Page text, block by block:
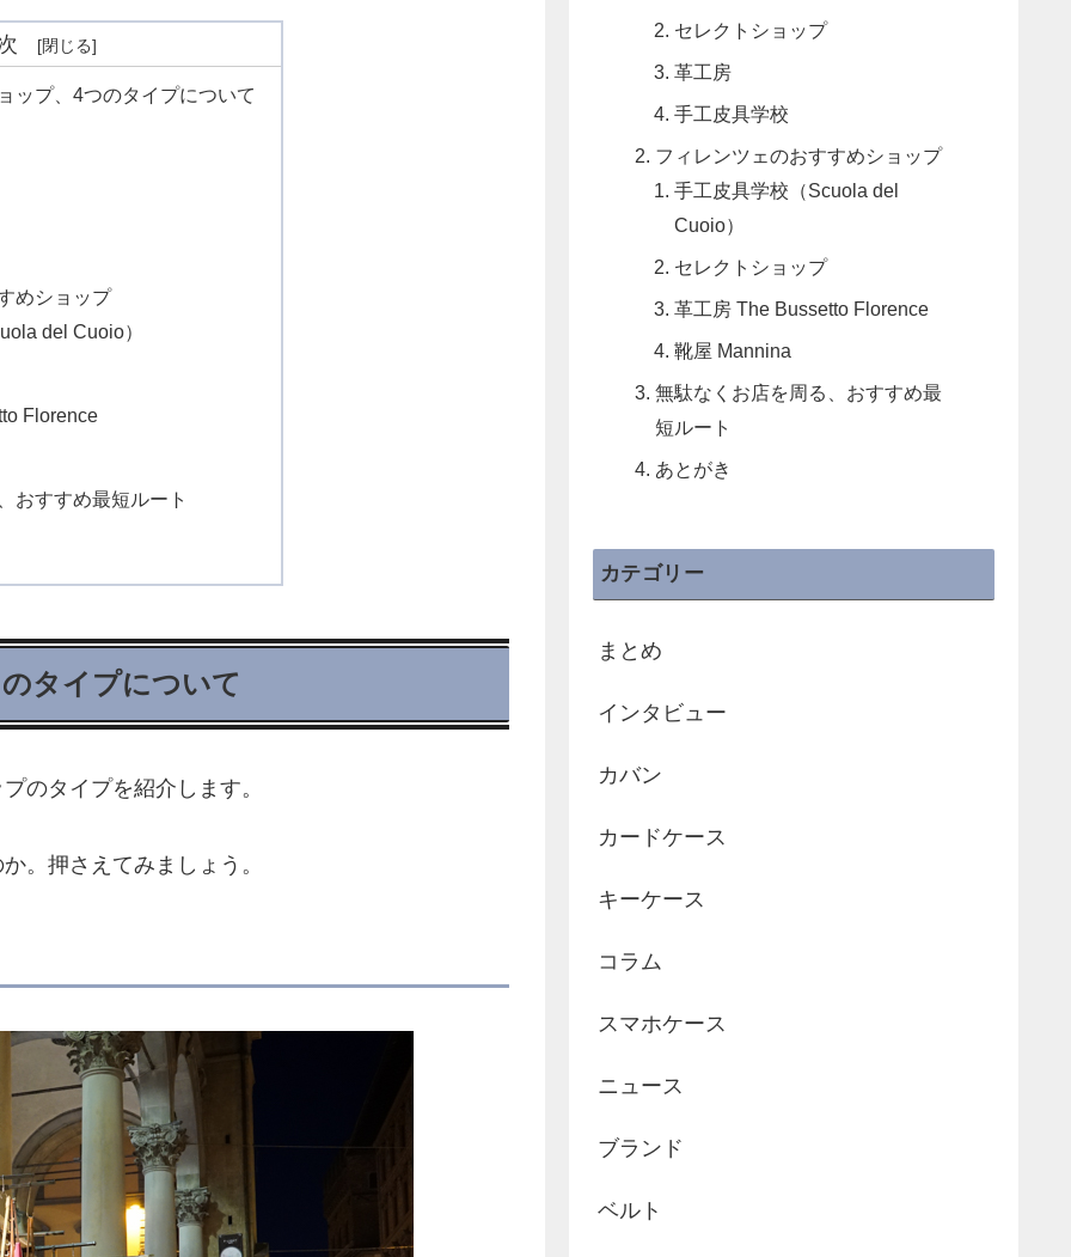
ップ、4つのタイプについて
めショップ
del Cuoio）
Florence
おすすめ最短ルート
タイプについて
のタイプを紹介します。
。押さえてみましょう。
セレクトショップ
革工房
手工皮具学校
フィレンツェのおすすめショップ
手工皮具学校（Scuola del
Cuoio）
セレクトショップ
革工房 The Bussetto Florence
靴屋 Mannina
無駄なくお店を周る、おすすめ最
短ルート
あとがき
カテゴリー
まとめ
インタビュー
カバン
カードケース
キーケース
コラム
スマホケース
ニュース
ブランド
ベルト